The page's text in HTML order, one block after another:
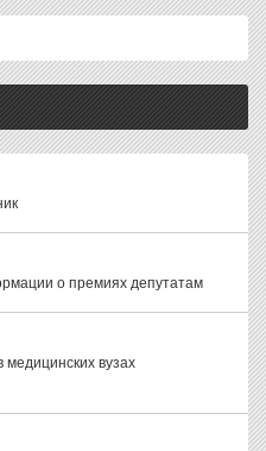
о премиях депутатам
вузах